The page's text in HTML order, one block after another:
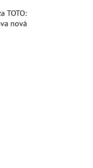
TOTO:
nová